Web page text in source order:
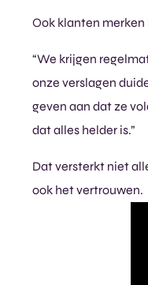
Ook klanten merken
“We krijgen
onze verslagen
geven aan dat ze
dat alles helder is.”
Dat versterkt niet
ook het vertrouwen.